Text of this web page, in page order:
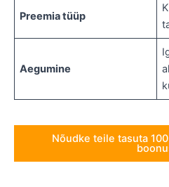
Preemia tüüp
Aegumine
Nõudke teile tasuta